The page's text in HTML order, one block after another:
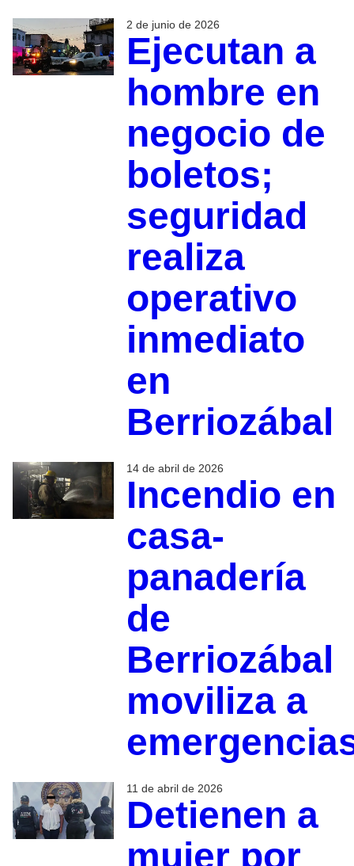
2 de junio de 2026
Ejecutan a
hombre en
negocio de
boletos;
seguridad
realiza
operativo
inmediato
en
Berriozábal
14 de abril de 2026
Incendio en
casa-
panadería
de
Berriozábal
moviliza a
11 de abril de 2026
Detienen a
mujer por